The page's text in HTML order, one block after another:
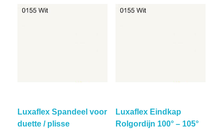
Luxaflex Spandeel voor
duette / plisse
Luxaflex Eindkap
Rolgordijn 100° – 105°